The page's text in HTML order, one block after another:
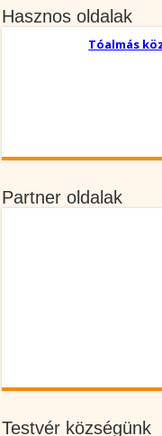
Hasznos oldalak
Tóalmás
Partner oldalak
Testvér községünk